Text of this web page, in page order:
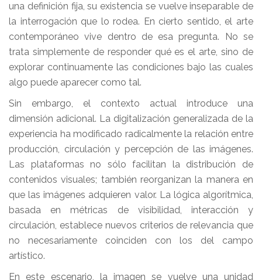
una definición fija, su existencia se vuelve inseparable de
la interrogación que lo rodea. En cierto sentido, el arte
contemporáneo vive dentro de esa pregunta. No se
trata simplemente de responder qué es el arte, sino de
explorar continuamente las condiciones bajo las cuales
algo puede aparecer como tal.
Sin embargo, el contexto actual introduce una
dimensión adicional. La digitalización generalizada de la
experiencia ha modificado radicalmente la relación entre
producción, circulación y percepción de las imágenes.
Las plataformas no sólo facilitan la distribución de
contenidos visuales; también reorganizan la manera en
que las imágenes adquieren valor. La lógica algorítmica,
basada en métricas de visibilidad, interacción y
circulación, establece nuevos criterios de relevancia que
no necesariamente coinciden con los del campo
artístico.
En este escenario, la imagen se vuelve una unidad